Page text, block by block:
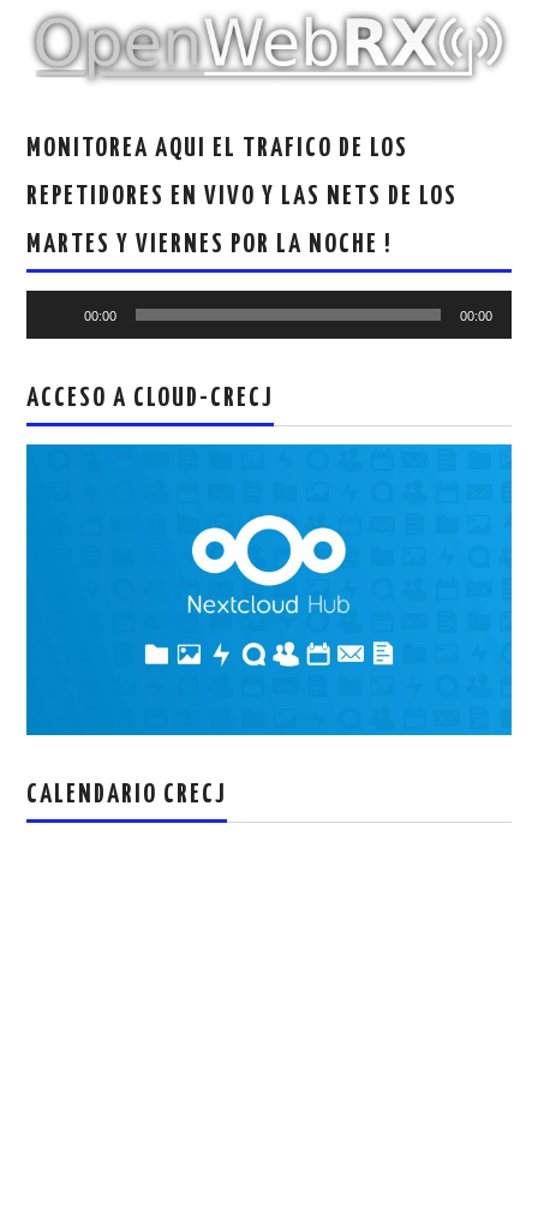
MONITOREA AQUI EL TRAFICO DE LOS
REPETIDORES EN VIVO Y LAS NETS DE LOS
MARTES Y VIERNES POR LA NOCHE !
00:00 00:00
ACCESO A CLOUD-CRECJ
CALENDARIO CRECJ